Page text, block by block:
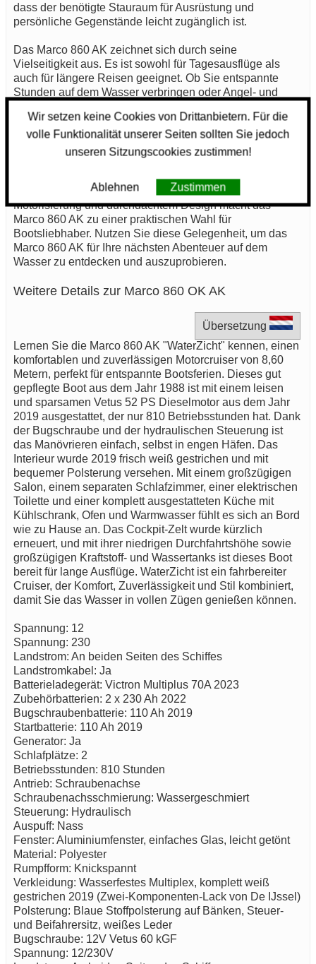
dass der benötigte Stauraum für Ausrüstung und
persönliche Gegenstände leicht zugänglich ist.
Das Marco 860 AK zeichnet sich durch seine
Vielseitigkeit aus. Es ist sowohl für Tagesausflüge als
auch für längere Reisen geeignet. Ob Sie entspannte
Stunden auf dem Wasser verbringen oder Angel- und
860 AK bietet Ihnen die Flexibilität, die Sie benötigen. Der
geräumige Deckbereich erlaubt es, die Zeit im Freien zu
genießen und gesellige Momente mit Familie oder
Die Kombination aus Funktionalität, angemessener
Motorisierung und durchdachtem Design macht das
Marco 860 AK zu einer praktischen Wahl für
Bootsliebhaber. Nutzen Sie diese Gelegenheit, um das
Marco 860 AK für Ihre nächsten Abenteuer auf dem
Wasser zu entdecken und auszuprobieren.
Weitere Details zur Marco 860 OK AK
Übersetzung
Lernen Sie die Marco 860 AK "WaterZicht" kennen, einen
komfortablen und zuverlässigen Motorcruiser von 8,60
Metern, perfekt für entspannte Bootsferien. Dieses gut
gepflegte Boot aus dem Jahr 1988 ist mit einem leisen
und sparsamen Vetus 52 PS Dieselmotor aus dem Jahr
2019 ausgestattet, der nur 810 Betriebsstunden hat. Dank
der Bugschraube und der hydraulischen Steuerung ist
das Manövrieren einfach, selbst in engen Häfen. Das
Interieur wurde 2019 frisch weiß gestrichen und mit
bequemer Polsterung versehen. Mit einem großzügigen
Salon, einem separaten Schlafzimmer, einer elektrischen
Toilette und einer komplett ausgestatteten Küche mit
Kühlschrank, Ofen und Warmwasser fühlt es sich an Bord
wie zu Hause an. Das Cockpit-Zelt wurde kürzlich
erneuert, und mit ihrer niedrigen Durchfahrtshöhe sowie
großzügigen Kraftstoff- und Wassertanks ist dieses Boot
bereit für lange Ausflüge. WaterZicht ist ein fahrbereiter
Cruiser, der Komfort, Zuverlässigkeit und Stil kombiniert,
damit Sie das Wasser in vollen Zügen genießen können.
Spannung: 12
Spannung: 230
Landstrom: An beiden Seiten des Schiffes
Landstromkabel: Ja
Batterieladegerät: Victron Multiplus 70A 2023
Zubehörbatterien: 2 x 230 Ah 2022
Bugschraubenbatterie: 110 Ah 2019
Startbatterie: 110 Ah 2019
Generator: Ja
Schlafplätze: 2
Betriebsstunden: 810 Stunden
Antrieb: Schraubenachse
Schraubenachsschmierung: Wassergeschmiert
Steuerung: Hydraulisch
Auspuff: Nass
Fenster: Aluminiumfenster, einfaches Glas, leicht getönt
Material: Polyester
Rumpfform: Knickspannt
Verkleidung: Wasserfestes Multiplex, komplett weiß
gestrichen 2019 (Zwei-Komponenten-Lack von De IJssel)
Polsterung: Blaue Stoffpolsterung auf Bänken, Steuer-
und Beifahrersitz, weißes Leder
Bugschraube: 12V Vetus 60 kGF
Spannung: 12/230V
Wir setzen keine Cookies von Drittanbietern. Für die
volle Funktionalität unserer Seiten sollten Sie jedoch
unseren Sitzungscookies zustimmen!
Ablehnen Zustimmen